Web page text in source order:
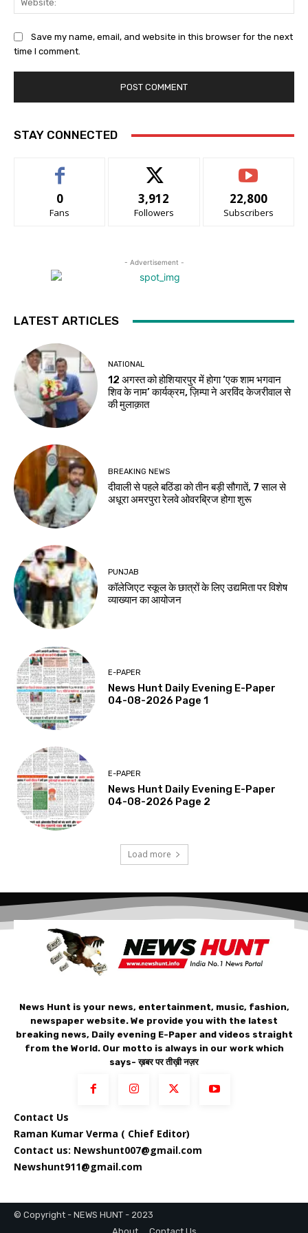
Save my name, email, and website in this browser for the next
time I comment.
STAY CONNECTED
0
Fans
3,912
Followers
22,800
Subscribers
- Advertisement -
LATEST ARTICLES
NATIONAL
12 अगस्त को होशियारपुर में होगा ‘एक शाम भगवान
शिव के नाम’ कार्यक्रम, ज़िम्पा ने अरविंद केजरीवाल से
की मुलाक़ात
BREAKING NEWS
दीवाली से पहले बठिंडा को तीन बड़ी सौगातें, 7 साल से
अधूरा अमरपुरा रेलवे ओवरब्रिज होगा शुरू
PUNJAB
कॉलेजिएट स्कूल के छात्रों के लिए उद्यमिता पर विशेष
व्याख्यान का आयोजन
E-PAPER
News Hunt Daily Evening E-Paper
04-08-2026 Page 1
E-PAPER
News Hunt Daily Evening E-Paper
04-08-2026 Page 2
Load more
News Hunt is your news, entertainment, music, fashion,
newspaper website. We provide you with the latest
breaking news, Daily evening E-Paper and videos straight
from the World. Our motto is always in our work which
says- ख़बर पर तीख़ी नज़र
Contact Us
Raman Kumar Verma ( Chief Editor)
Contact us: Newshunt007@gmail.com
Newshunt911@gmail.com
© Copyright - NEWS HUNT - 2023